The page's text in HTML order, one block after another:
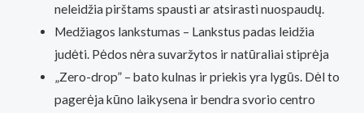
neleidžia pirštams spausti ar atsirasti nuospaudų.
Medžiagos lankstumas – Lankstus padas leidžia
judėti. Pėdos nėra suvaržytos ir natūraliai stiprėja
„Zero-drop” – bato kulnas ir priekis yra lygūs. Dėl to
pagerėja kūno laikysena ir bendra svorio centro